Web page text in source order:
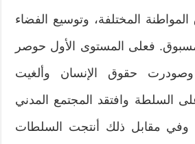
المختلفة، وتوسيع الفضاء
مسبوق. فعلى المستوى الأول حوصر
حقوق الإنسان وألغيت
السلطة وافتقد المجتمع المدني
وفي مقابل ذلك أنتجت السلطات